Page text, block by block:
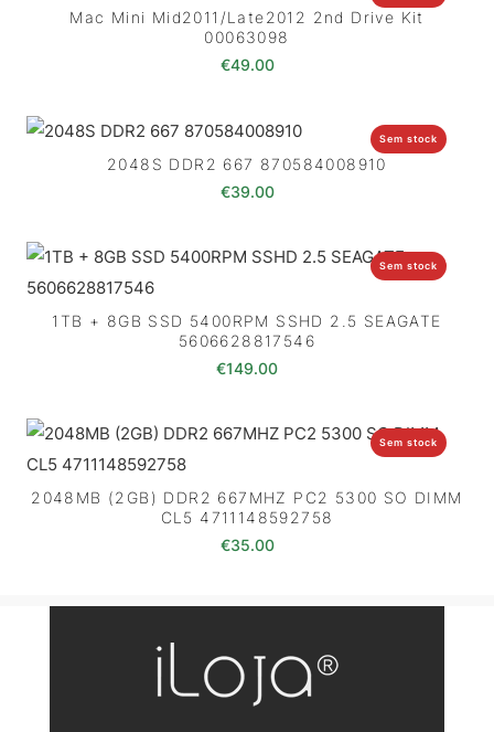
Mac Mini Mid2011/Late2012 2nd Drive Kit
00063098
€49.00
Sem stock
2048S DDR2 667 870584008910
€39.00
Sem stock
1TB + 8GB SSD 5400RPM SSHD 2.5 SEAGATE
5606628817546
€149.00
Sem stock
2048MB (2GB) DDR2 667MHZ PC2 5300 SO DIMM
CL5 4711148592758
€35.00